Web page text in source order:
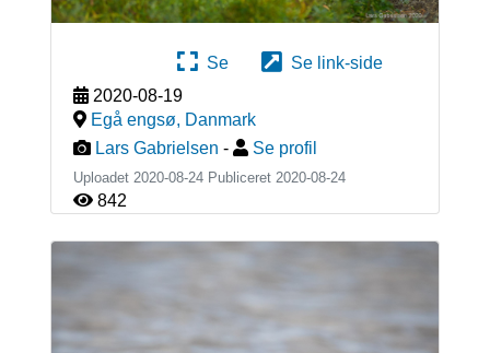
Se
Se link-side
2020-08-19
Egå engsø, Danmark
Lars Gabrielsen - Se profil
Uploadet 2020-08-24 Publiceret 2020-08-24
842